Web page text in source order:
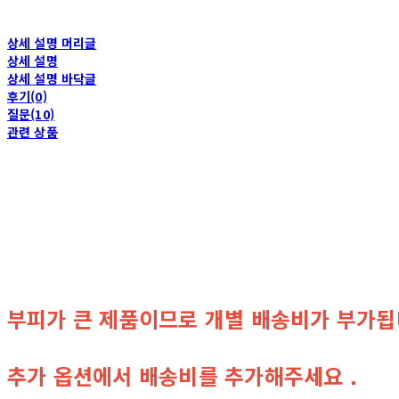
상세 설명 머리글
상세 설명
상세 설명 바닥글
후기(0)
질문(10)
관련 상품
부피가 큰 제품이므로 개별 배송비가 부가
추가 옵션에서 배송비를 추가해주세요 .